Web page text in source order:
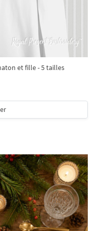
et fille - 5 tailles